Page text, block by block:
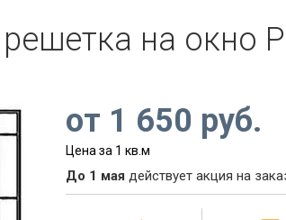
на окно
от 1 650 руб.
Цена за 1 кв.м
До 1 мая действует акция на